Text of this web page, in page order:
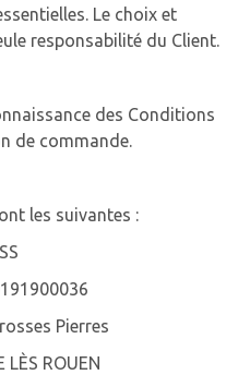
Le choix et
responsabilité du Client.
des Conditions
de commande.
les suivantes :
Pierres
LÈS ROUEN